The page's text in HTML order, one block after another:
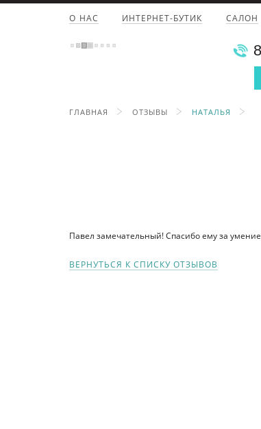
О НАС ИНТЕРНЕТ-БУТИК САЛОН
ГЛАВНАЯ ОТЗЫВЫ НАТАЛЬЯ
Павел замечательный! Спасибо ему за
ВЕРНУТЬСЯ К СПИСКУ ОТЗЫВОВ